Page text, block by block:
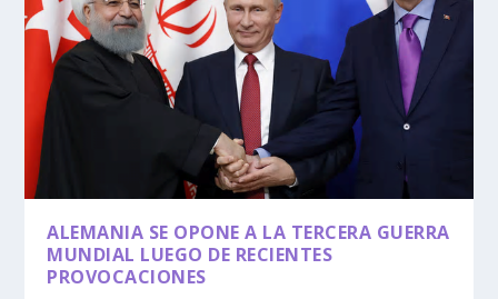
ALEMANIA SE OPONE A LA TERCERA GUERRA
MUNDIAL LUEGO DE RECIENTES
PROVOCACIONES